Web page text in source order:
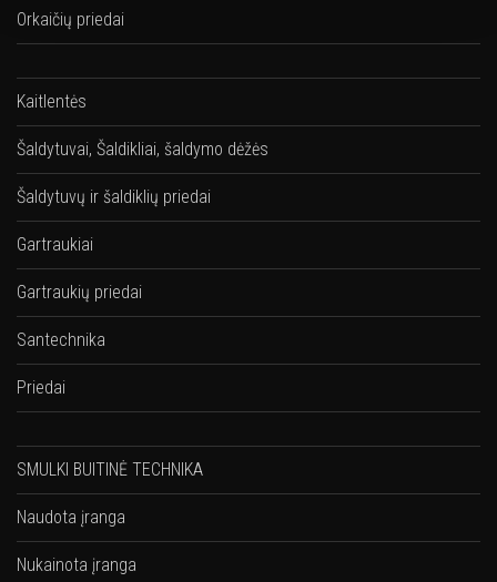
Orkaičių priedai
Kaitlentės
Šaldytuvai, Šaldikliai, šaldymo dėžės
Šaldytuvų ir šaldiklių priedai
Gartraukiai
Gartraukių priedai
Santechnika
Priedai
SMULKI BUITINĖ TECHNIKA
Naudota įranga
Nukainota įranga